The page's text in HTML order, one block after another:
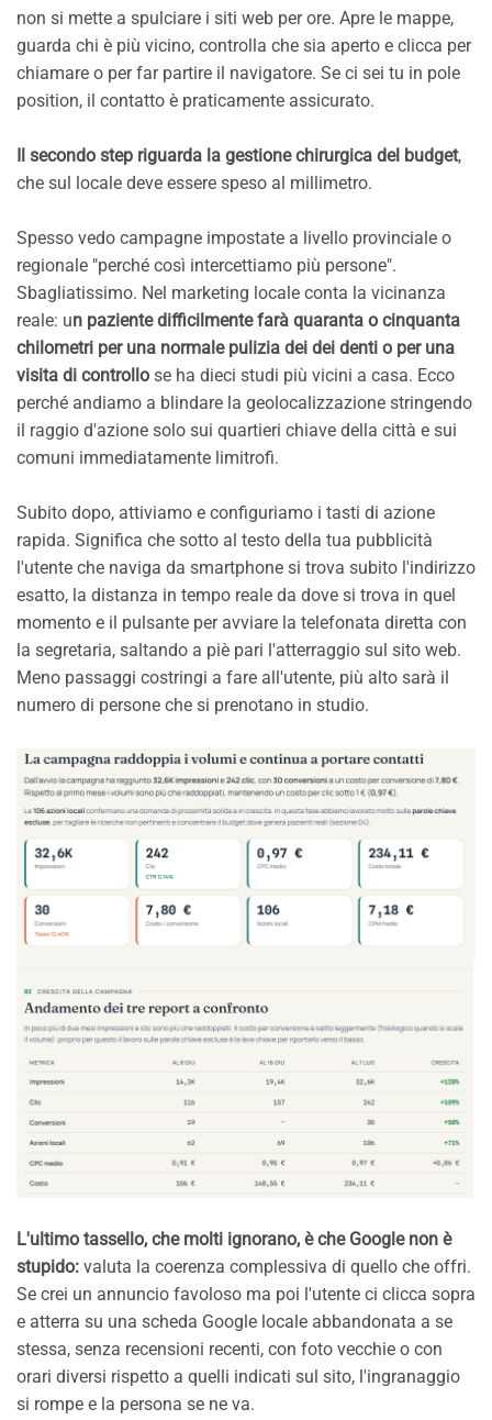
non si mette a spulciare i siti web per ore. Apre le mappe,
guarda chi è più vicino, controlla che sia aperto e clicca per
chiamare o per far partire il navigatore. Se ci sei tu in pole
position, il contatto è praticamente assicurato.
Il secondo step riguarda la gestione chirurgica del budget,
che sul locale deve essere speso al millimetro.
Spesso vedo campagne impostate a livello provinciale o
regionale "perché così intercettiamo più persone".
Sbagliatissimo. Nel marketing locale conta la vicinanza
reale: un paziente difficilmente farà quaranta o cinquanta
chilometri per una normale pulizia dei dei denti o per una
visita di controllo se ha dieci studi più vicini a casa. Ecco
perché andiamo a blindare la geolocalizzazione stringendo
il raggio d'azione solo sui quartieri chiave della città e sui
comuni immediatamente limitrofi.
Subito dopo, attiviamo e configuriamo i tasti di azione
rapida. Significa che sotto al testo della tua pubblicità
l'utente che naviga da smartphone si trova subito l'indirizzo
esatto, la distanza in tempo reale da dove si trova in quel
momento e il pulsante per avviare la telefonata diretta con
la segretaria, saltando a piè pari l'atterraggio sul sito web.
Meno passaggi costringi a fare all'utente, più alto sarà il
numero di persone che si prenotano in studio.
L'ultimo tassello, che molti ignorano, è che Google non è
stupido: valuta la coerenza complessiva di quello che offri.
Se crei un annuncio favoloso ma poi l'utente ci clicca sopra
e atterra su una scheda Google locale abbandonata a se
stessa, senza recensioni recenti, con foto vecchie o con
orari diversi rispetto a quelli indicati sul sito, l'ingranaggio
si rompe e la persona se ne va.